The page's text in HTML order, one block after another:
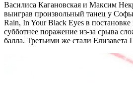
Василиса Кагановская и Максим Некрасов стали победителями первого этапа Гран-при России в Магнитогорске,
выиграв произвольный танец у
Rain, In Your Black Eyes в
субботнее поражение из-за срыва
балла. Третьими же стали